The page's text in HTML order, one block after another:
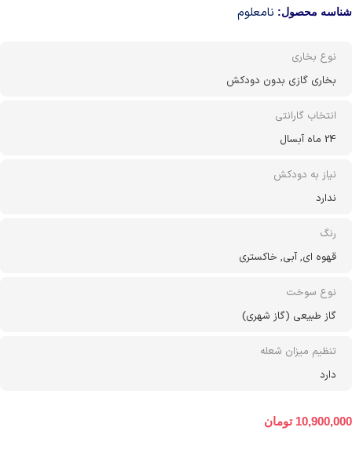
شناسه محصول: نامعلوم
نوع بخاری
بخاری گازی بدون دودکش
انتخاب گارانتی
24 ماه آبسال
نیاز به دودکش
ندارد
رنگ
قهوه ای, آبی, خاکستری
نوع سوخت
گاز طبیعی (گاز شهری)
تنظیم میزان شعله
دارد
10,900,000 تومان